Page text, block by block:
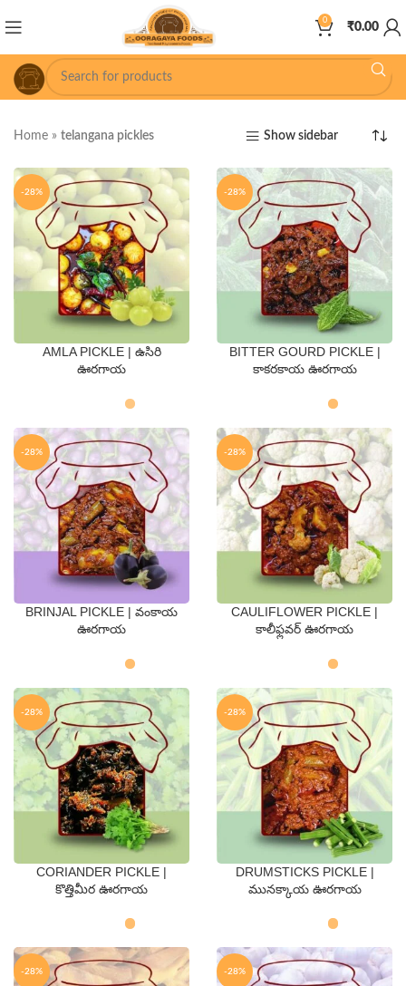
0
₹0.00
Home » telangana pickles Show sidebar
-28%
QTY
AMLA PICKLE | ఉసిరి
ఊరగాయ
-28%
QTY
BITTER GOURD PICKLE |
కాకరకాయ ఊరగాయ
-28%
QTY
BRINJAL PICKLE | వంకాయ
ఊరగాయ
-28%
QTY
CAULIFLOWER PICKLE |
కాలీఫ్లవర్ ఊరగాయ
-28%
QTY
CORIANDER PICKLE |
కొత్తిమీర ఊరగాయ
-28%
QTY
DRUMSTICKS PICKLE |
మునక్కాయ ఊరగాయ
-28% -28%